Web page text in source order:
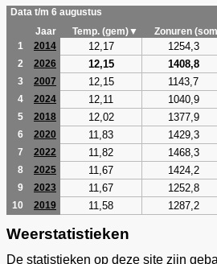
Data t/m 6 augustus
Jaar
Temp. (gem)▼ Zonuren
1
2014 12,17 1254,3
2 2026 12,15 1408,8
3 2007 12,15 1143,7
4 2024 12,11 1040,9
5 2018 12,02 1377,9
6 2020 11,83 1429,3
7 2022 11,82 1468,3
8 2025 11,67 1424,2
9 2023 11,67 1252,8
10 2019 11,58 1287,2
Weerstatistieken
De statistieken op deze site zijn